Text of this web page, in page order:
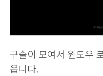
구슬이 모여서 윈도우
옵니다.